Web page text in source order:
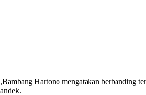
Hartono mengatakan berbanding